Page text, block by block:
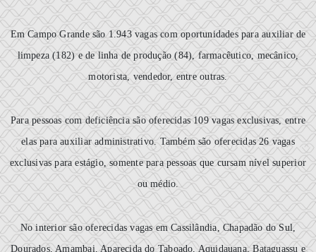
Em Campo Grande são 1.943 vagas com oportunidades para auxiliar de
limpeza (182) e de linha de produção (84), farmacêutico, mecânico,
motorista, vendedor, entre outras.
Para pessoas com deficiência são oferecidas 109 vagas exclusivas, entre
elas para auxiliar administrativo. Também são oferecidas 26 vagas
exclusivas para estágio, somente para pessoas que cursam nível superior
ou médio.
No interior são oferecidas vagas em Cassilândia, Chapadão do Sul,
Dourados, Amambai, Aparecida do Taboado, Aquidauana, Bataguassu e